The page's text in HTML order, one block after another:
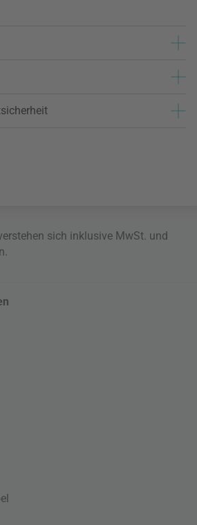
sich inklusive MwSt. und